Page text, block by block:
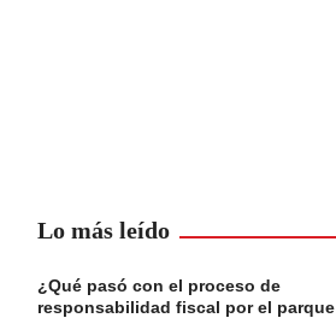
Lo más leído
¿Qué pasó con el proceso de
responsabilidad fiscal por el parque